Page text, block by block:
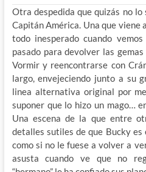
Otra despedida que quizás no
Capitán América. Una que viene
todo inesperado cuando
pasado para devolver las
Vormir y reencontrarse con
largo, envejeciendo junto a su
linea alternativa original por
suponer que lo hizo un mago…
Una escena de la que entre
detalles sutiles de que Bucky es
como si no le fuese a volver a
asusta cuando ve que no